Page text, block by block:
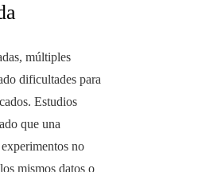
múltiples
dificultades para
Estudios
que una
no
mismos datos o